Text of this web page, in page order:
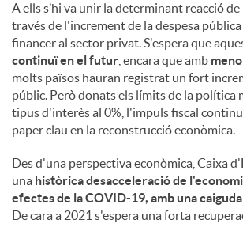
A ells s’hi va unir la determinant reacció
través de l'increment de la despesa
financer al sector privat. S'espera que
continuï en el futur , encara que amb
molts països hauran registrat un fort
públic. Però donats els límits de la política
tipus d'interès al 0%, l'impuls fiscal
paper clau en la reconstrucció econòmica.
Des d'una perspectiva econòmica, Caixa
una històrica desacceleració de
efectes de la COVID-19, amb una
De cara a 2021 s'espera una forta